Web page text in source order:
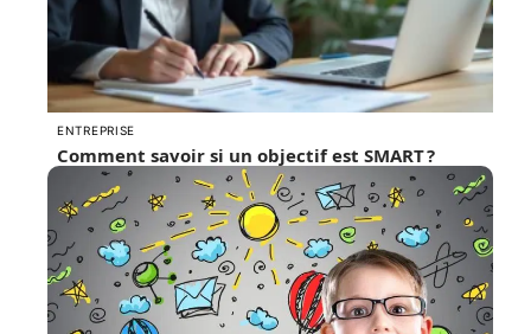
ENTREPRISE
Comment savoir si un objectif est SMART ?